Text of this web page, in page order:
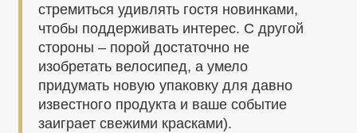
стремиться удивлять гостя новинками,
чтобы поддерживать интерес. С другой
стороны – порой достаточно не
изобретать велосипед, а умело
придумать новую упаковку для давно
известного продукта и ваше событие
заиграет свежими красками).